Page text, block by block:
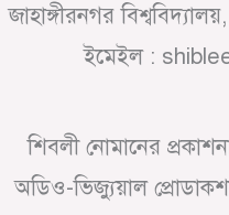
জাহাঙ্গীরনগর
ইমেইল :
শিবলী নোমানের
অডিও-ভিজ্যুয়াল